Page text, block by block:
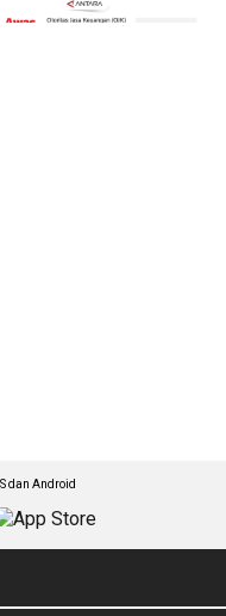
dan Android